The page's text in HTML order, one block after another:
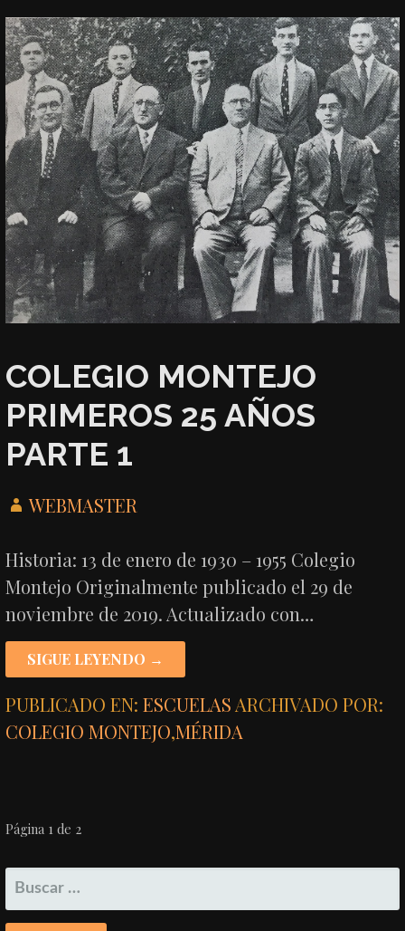
COLEGIO MONTEJO
PRIMEROS 25 AÑOS
PARTE 1
WEBMASTER
Historia: 13 de enero de 1930 – 1955 Colegio
Montejo Originalmente publicado el 29 de
noviembre de 2019. Actualizado con…
SIGUE LEYENDO →
PUBLICADO EN:ESCUELAS ARCHIVADO POR:
COLEGIO MONTEJO,MÉRIDA
NAVEGACIÓN
POR
ENTRADA
Página 1 de 2
BUSCAR: